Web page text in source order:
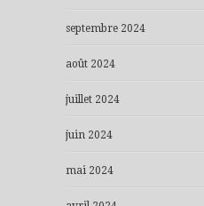
septembre 2024
août 2024
juillet 2024
juin 2024
mai 2024